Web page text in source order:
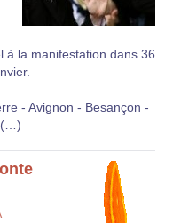
à la manifestation dans 36
- Avignon - Besançon -
(…)